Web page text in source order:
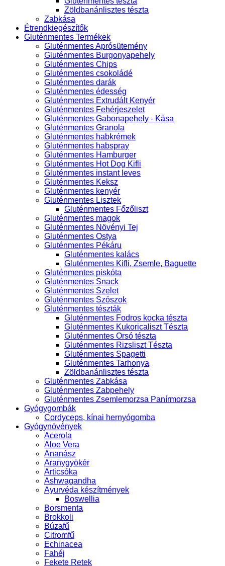
Zöldbanánlisztes tészta
Zabkása
Étrendkiegészítők
Gluténmentes Termékek
Gluténmentes Aprósütemény
Gluténmentes Burgonyapehely
Gluténmentes Chips
Gluténmentes csokoládé
Gluténmentes darák
Gluténmentes édesség
Gluténmentes Extrudált Kenyér
Gluténmentes Fehérjeszelet
Gluténmentes Gabonapehely - Kása
Gluténmentes Granola
Gluténmentes habkrémek
Gluténmentes habspray
Gluténmentes Hamburger
Gluténmentes Hot Dog Kifli
Gluténmentes instant leves
Gluténmentes Keksz
Gluténmentes kenyér
Gluténmentes Lisztek
Gluténmentes Főzőliszt
Gluténmentes magok
Gluténmentes Növényi Tej
Gluténmentes Ostya
Gluténmentes Pékáru
Gluténmentes kalács
Gluténmentes Kifli, Zsemle, Baguette
Gluténmentes piskóta
Gluténmentes Snack
Gluténmentes Szelet
Gluténmentes Szószok
Gluténmentes tészták
Gluténmentes Fodros kocka tészta
Gluténmentes Kukoricaliszt Tészta
Gluténmentes Orsó tészta
Gluténmentes Rizsliszt Tészta
Gluténmentes Spagetti
Gluténmentes Tarhonya
Zöldbanánlisztes tészta
Gluténmentes Zabkása
Gluténmentes Zabpehely
Gluténmentes Zsemlemorzsa Panírmorzsa
Gyógygombák
Cordyceps, kínai hernyógomba
Gyógynövények
Acerola
Aloe Vera
Ananász
Aranygyökér
Articsóka
Ashwagandha
Ayurvéda készítmények
Boswellia
Borsmenta
Brokkoli
Búzafű
Citromfű
Echinacea
Fahéj
Fekete Retek